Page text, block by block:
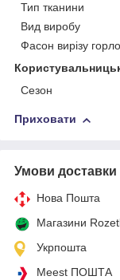
Тип тканини
Вид виробу
Фасон вирізу
Сезон
Приховати
Умови доставки
Нова Пошта
Магазини
Укрпошта
Meest ПОШТА